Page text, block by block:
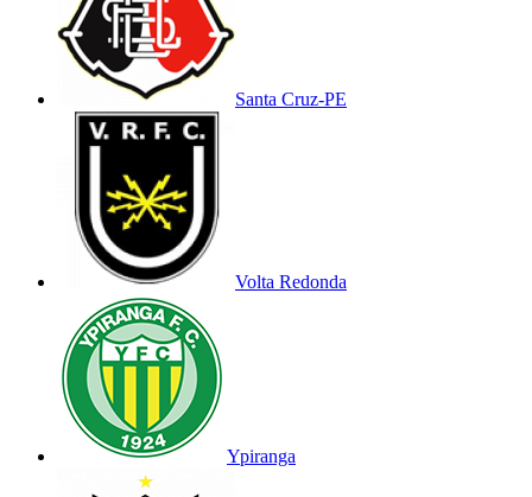
Santa Cruz-PE
Volta Redonda
Ypiranga